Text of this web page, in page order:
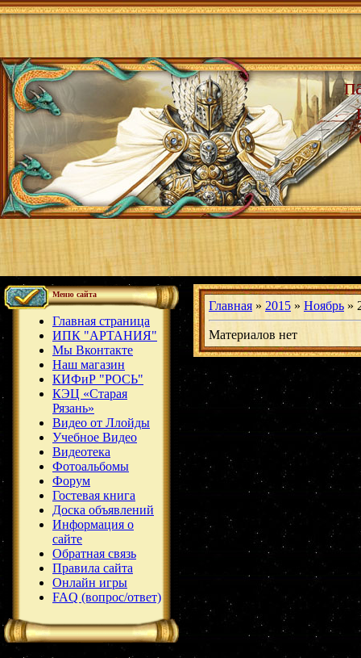
Меню сайта
Главная страница
ИПК "АРТАНИЯ"
Мы Вконтакте
Наш магазин
КИФиР "РОСЬ"
КЭЦ «Старая
Рязань»
Видео от Ллойды
Учебное Видео
Видеотека
Фотоальбомы
Форум
Гостевая книга
Доска объявлений
Информация о
сайте
Обратная связь
Правила сайта
Онлайн игры
FAQ (вопрос/ответ)
Главная » 2015 » Ноябрь »
Материалов нет